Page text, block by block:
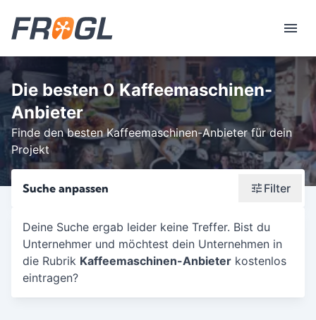
Die besten 0 Kaffeemaschinen-
Anbieter
Finde den besten Kaffeemaschinen-Anbieter für dein
Projekt
Suche anpassen Filter
Wonach suchst du?
Stadt oder Postleitzahl
Deine Suche ergab leider keine Treffer. Bist du
Unternehmer und möchtest dein Unternehmen in
die Rubrik Kaffeemaschinen-Anbieter kostenlos
eintragen?